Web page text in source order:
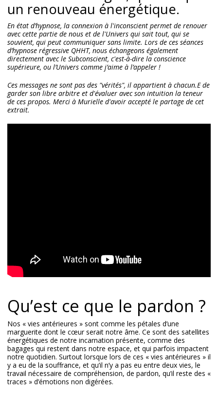
un renouveau énergétique.
En état d’hypnose, la connexion à l'inconscient permet de renouer
avec cette partie de nous et de l'Univers qui sait tout, qui se
souvient, qui peut communiquer sans limite. Lors de ces séances
d’hypnose régressive QHHT, nous échangeons également
directement avec le Subconscient, c'est-à-dire la conscience
supérieure, ou l’Univers comme j’aime à l’appeler !
Ces messages ne sont pas des "vérités", il appartient à chacun.E de
garder son libre arbitre et d'évaluer avec son intuition la teneur
de ces propos. Merci à Murielle d'avoir accepté le partage de cet
extrait.
Qu’est ce que le pardon ?
Nos « vies antérieures » sont comme les pétales d’une
marguerite dont le cœur serait notre âme. Ce sont des satellites
énergétiques de notre incarnation présente, comme des
bagages qui restent dans notre espace, et qui parfois impactent
notre quotidien. Surtout lorsque lors de ces « vies antérieures » il
y a eu de la souffrance, et qu’il n’y a pas eu entre deux vies, le
travail nécessaire de compréhension, de pardon, qu’il reste des «
traces » d’émotions non digérées.